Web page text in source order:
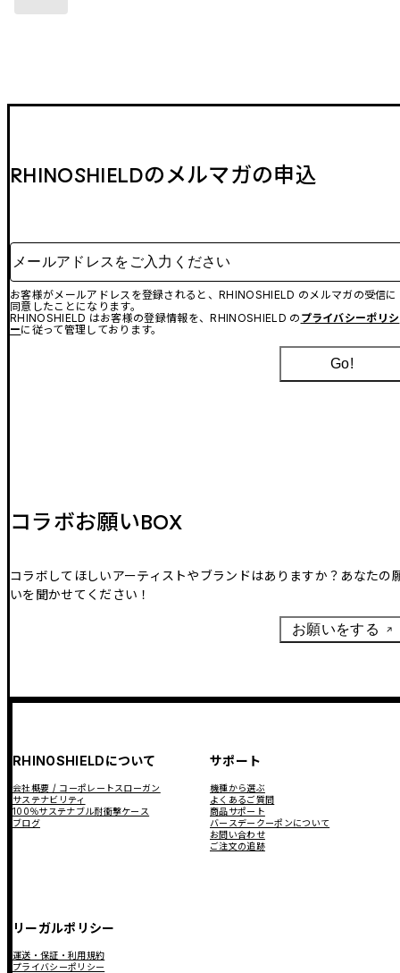
RHINOSHIELDのメルマガの申込
メールアドレスをご入力ください
お客様がメールアドレスを登録されると、RHINOSHIELD のメルマガの受信に
同意したことになります。
RHINOSHIELD はお客様の登録情報を、RHINOSHIELD の プライバシーポリシ
ーに従って管理しております。
Go!
コラボお願いBOX
コラボしてほしいアーティストやブランドはありますか？あなたの
いを聞かせてください！
お願いをする
RHINOSHIELDについて
会社概要 / コーポレートスローガン
サステナビリティ
100％サステナブル耐衝撃ケース
ブログ
サポート
機種から選ぶ
よくあるご質問
商品サポート
バースデークーポンについて
お問い合わせ
ご注文の追跡
リーガルポリシー
運送・保証・利用規約
プライバシーポリシー